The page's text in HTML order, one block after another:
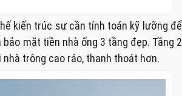
kiến trúc sư cần tính toán kỹ lưỡng để
mặt tiền nhà ống 3 tầng đẹp. Tầng 2
trông cao ráo, thanh thoát hơn.